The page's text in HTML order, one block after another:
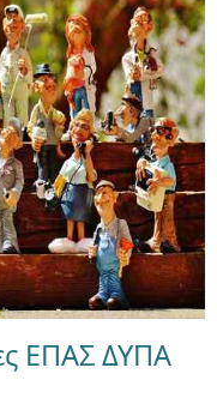
ΕΠΑΣ ΔΥΠΑ